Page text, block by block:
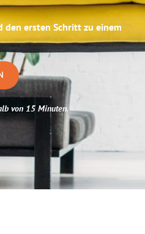
ersten Schritt zu einem
von 15 Minuten.